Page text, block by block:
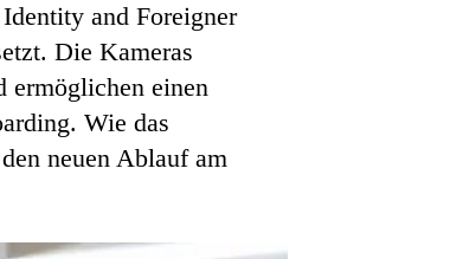
and Foreigner
Die Kameras
ermöglichen einen
Wie das
neuen Ablauf am